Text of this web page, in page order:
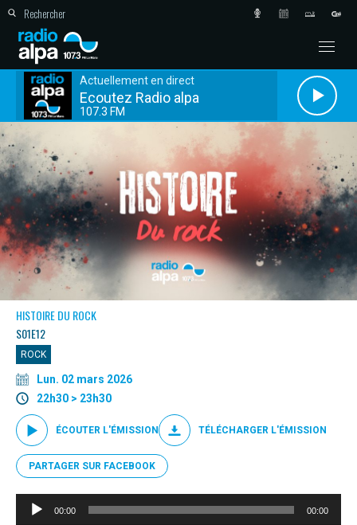
Actuellement en direct
Ecoutez Radio alpa
107.3 FM
HISTOIRE DU ROCK
S01E12
ROCK
Lun. 02 mars 2026
22h30 > 23h30
ÉCOUTER L'ÉMISSION TÉLÉCHARGER L'ÉMISSION
PARTAGER SUR FACEBOOK
Lecteur
00:00 00:00